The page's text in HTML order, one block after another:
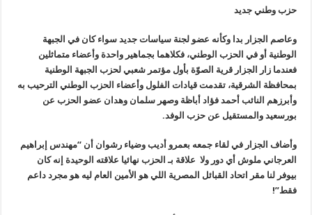
حزب وطني جديد
وعاصم الجزار بدا وكأنه عضو لجنة سياسات جديد سواء كان في الجبهة
الوطنية أو في الحزب الوطني، فكلاهما بجماهير واحدة وأعضاء متماثلين
فعندما زار الجزار قرية الصوّة بأول مؤتمر شعبي لحزب الجبهة الوطنية
بمحافظة الشرقية، تقدمت قيادات الفلول وأعضاء الحزب الوطني الترحيب به
وأبرزهم النائب أحمد فؤاد أباظة وصهر سلمان وهدان عضو الحزب عن
بورسعيد والمستقيل عن حزب الوفد.
وأضاف الجزار في لقاء جمعه بعمرو أديب وضياء رشوان أن “مهندس إبراهيم
العرجاني ملوش أي دور ولا علاقة بـ الحزب نهائيا علاقته الوحيدة إنه كان
بيوفر لنا مقر اتحاد القبائل المصرية اللي هو الأمين العام ليه هو مجرد داعم
فقط”!